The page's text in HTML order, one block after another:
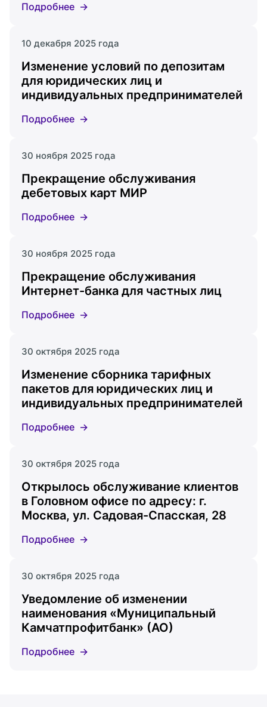
Подробнее
10 декабря 2025 года
Изменение условий по депозитам
для юридических лиц и
индивидуальных предпринимателей
Подробнее
30 ноября 2025 года
Прекращение обслуживания
дебетовых карт МИР
Подробнее
30 ноября 2025 года
Прекращение обслуживания
Интернет-банка для частных лиц
Подробнее
30 октября 2025 года
Изменение сборника тарифных
пакетов для юридических лиц и
индивидуальных предпринимателей
Подробнее
30 октября 2025 года
Открылось обслуживание клиентов
в Головном офисе по адресу: г.
Москва, ул. Садовая-Спасская, 28
Подробнее
30 октября 2025 года
Уведомление об изменении
наименования «Муниципальный
Камчатпрофитбанк» (АО)
Подробнее